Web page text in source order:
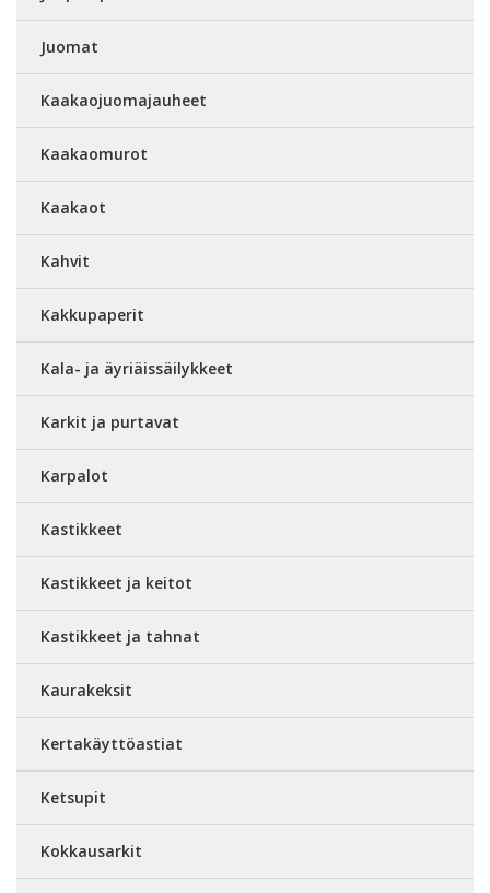
Juomat
Kaakaojuomajauheet
Kaakaomurot
Kaakaot
Kahvit
Kakkupaperit
Kala- ja äyriäissäilykkeet
Karkit ja purtavat
Karpalot
Kastikkeet
Kastikkeet ja keitot
Kastikkeet ja tahnat
Kaurakeksit
Kertakäyttöastiat
Ketsupit
Kokkausarkit